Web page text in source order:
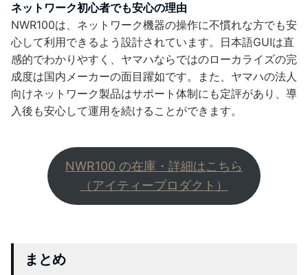
ネットワーク初心者でも安心の理由
NWR100は、ネットワーク機器の操作に不慣れな方でも安
心して利用できるよう設計されています。日本語GUIは直
感的でわかりやすく、ヤマハならではのローカライズの完
成度は国内メーカーの面目躍如です。また、ヤマハの法人
向けネットワーク製品はサポート体制にも定評があり、導
入後も安心して運用を続けることができます。
NWR100 の在庫・詳細はこちら
（アイティープロダクト）
まとめ